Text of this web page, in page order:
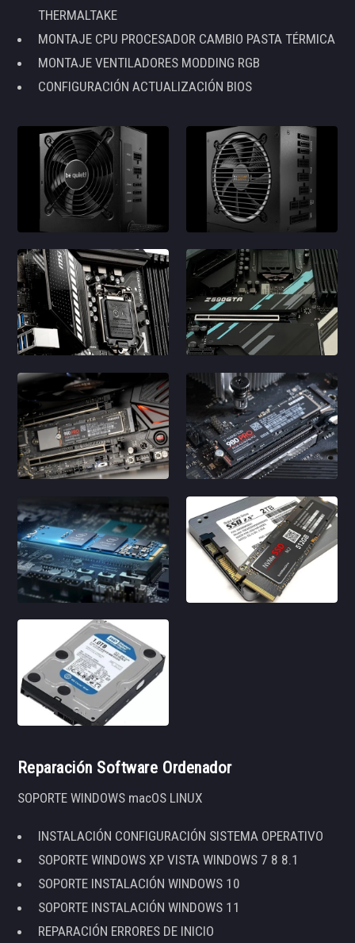
THERMALTAKE
MONTAJE CPU PROCESADOR CAMBIO PASTA TÉRMICA
MONTAJE VENTILADORES MODDING RGB
CONFIGURACIÓN ACTUALIZACIÓN BIOS
Reparación Software Ordenador
SOPORTE WINDOWS macOS LINUX
INSTALACIÓN CONFIGURACIÓN SISTEMA OPERATIVO
SOPORTE WINDOWS XP VISTA WINDOWS 7 8 8.1
SOPORTE INSTALACIÓN WINDOWS 10
SOPORTE INSTALACIÓN WINDOWS 11
REPARACIÓN ERRORES DE INICIO